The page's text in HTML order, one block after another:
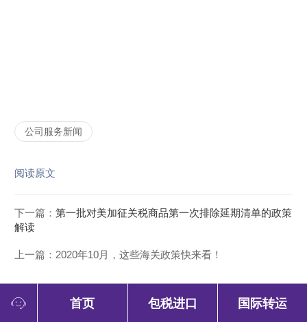
公司服务新闻
阅读原文
下一篇： 第一批对美加征关税商品第一次排除延期清单的政策
解读
上一篇： 2020年10月，这些海关政策快来看！
首页 包税进口 国际转运